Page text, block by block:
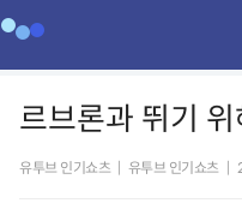
르브론과 뛰기 위
유투브 인기쇼츠 유투브 인기쇼츠